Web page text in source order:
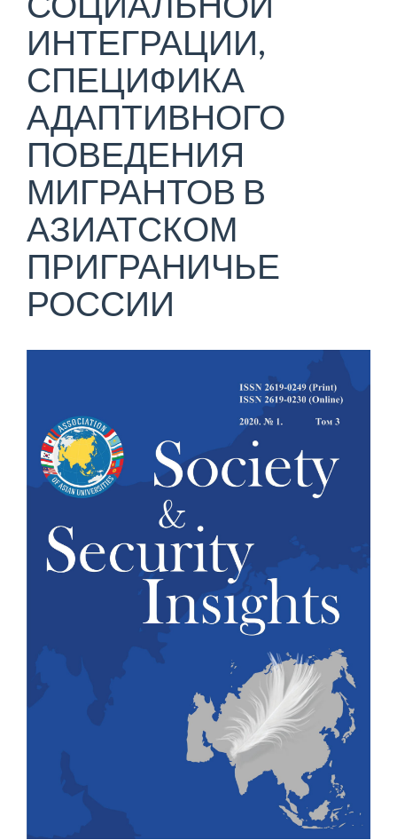
ИНТЕГРАЦИИ,
СПЕЦИФИКА
АДАПТИВНОГО
ПОВЕДЕНИЯ
МИГРАНТОВ В
АЗИАТСКОМ
ПРИГРАНИЧЬЕ
РОССИИ
панели